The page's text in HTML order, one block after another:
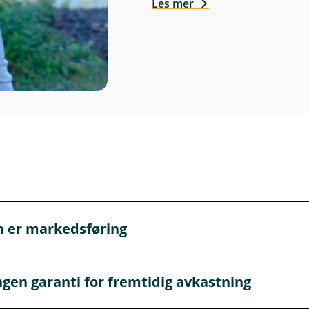
Les mer
er markedsføring
personlig rådgivning. Hvis du ønsker rådgivning fra en
garanti for fremtidig avkastning